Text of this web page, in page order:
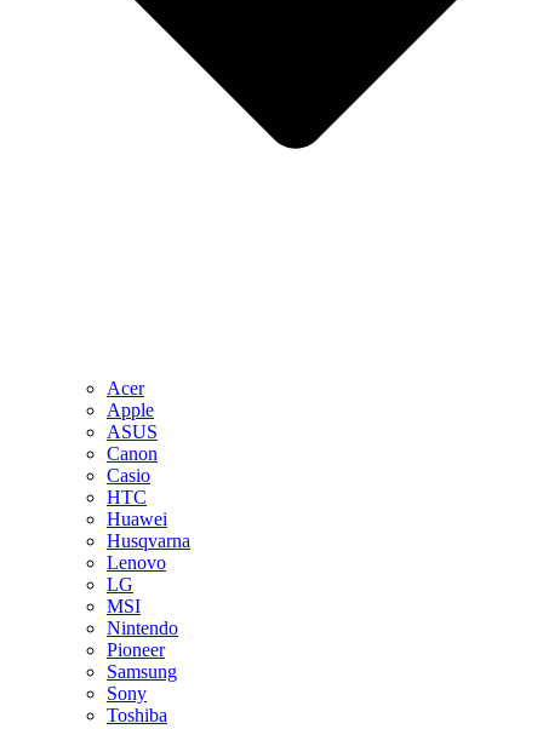
Acer
Apple
ASUS
Canon
Casio
HTC
Huawei
Husqvarna
Lenovo
LG
MSI
Nintendo
Pioneer
Samsung
Sony
Toshiba